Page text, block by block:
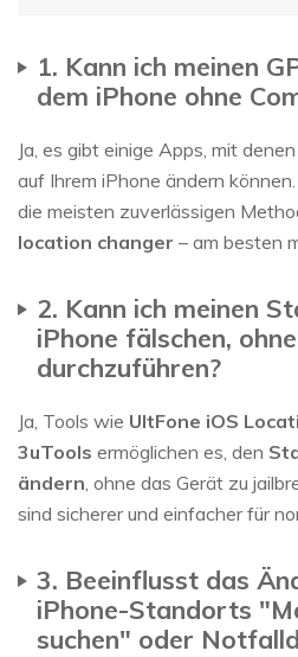
1. Kann ich meinen
dem iPhone ohne
Ja, es gibt einige Apps, mit
auf Ihrem iPhone ändern
die meisten zuverlässigen
location changer – am besten
2. Kann ich meinen
iPhone fälschen,
durchzuführen?
Ja, Tools wie UltFone iOS
3uTools ermöglichen es, den
ändern, ohne das Gerät zu
sind sicherer und einfacher für
3. Beeinflusst das
iPhone-Standorts
suchen" oder